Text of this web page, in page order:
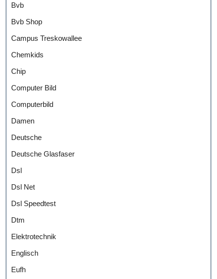
Bvb
Bvb Shop
Campus Treskowallee
Chemkids
Chip
Computer Bild
Computerbild
Damen
Deutsche
Deutsche Glasfaser
Dsl
Dsl Net
Dsl Speedtest
Dtm
Elektrotechnik
Englisch
Eufh